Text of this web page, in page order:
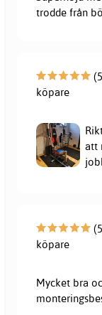
trodde från
köpare
att
köpare
Mycket bra